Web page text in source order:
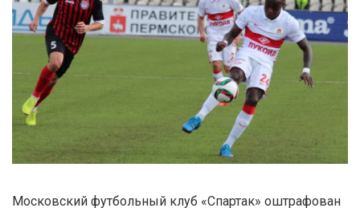
Московский футбольный клуб «Спартак» оштрафован